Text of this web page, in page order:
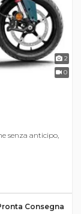
2
0
senza anticipo,
Consegna